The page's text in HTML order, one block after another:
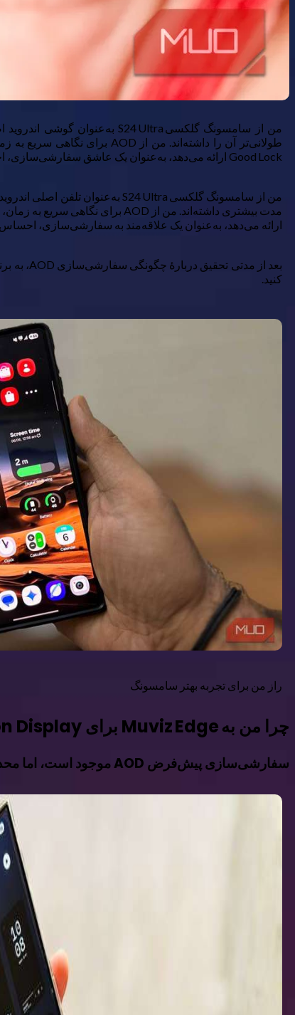
Good Lock ارائه می‌دهد، به‌عنوان یک عاشق سفارشی‌سازی، احساس می‌کردم کمی محدود است.
مدت بیشتری داشته‌اند. من از AOD برای نگاهی سریع به زمان، اعلان‌ها و موزیکی که گوش می‌دهم استفاده می‌کنم. اگرچه سامسونگ مقدار قابل توجهی از سفارشی‌سازی AOD را از طریق
ارائه می‌دهد، به‌عنوان یک علاقه‌مند به سفارشی‌سازی،
کنید.
راز من برای تجربه بهتر سامسونگ
چرا من به Muviz Edge برای Always on Display خود سوئیچ کردم؟
سفارشی‌سازی پیش‌فرض AOD موجود است، اما محدود است